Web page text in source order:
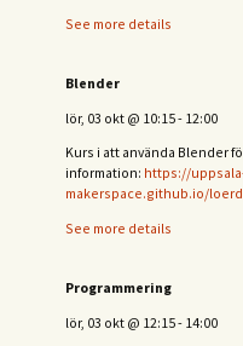
See more details
Blender
lör, 03 okt @ 10:15- 12:00
Kurs i att använda Blender
information: https://
makerspace.github.io/
See more details
Programmering
lör, 03 okt @ 12:15- 14:00